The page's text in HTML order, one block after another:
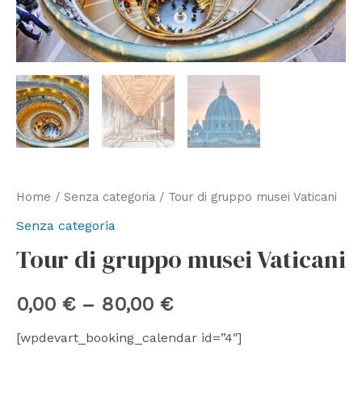
Home / Senza categoria / Tour di gruppo musei Vaticani
Senza categoria
Tour di gruppo musei Vaticani
0,00 €– 80,00 €
[wpdevart_booking_calendar id=”4″]